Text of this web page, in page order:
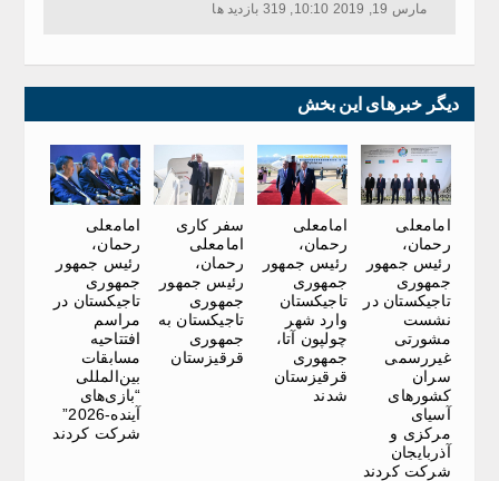
مارس 19, 2019 10:10, 319 بازدید ها
دیگر خبرهای این بخش
امامعلی
رحمان،
رئیس جمهور
جمهوری
تاجیکستان در
نشست
مشورتی
غیررسمی
سران
کشورهای
آسیای
مرکزی و
آذربایجان
شرکت کردند
امامعلی
رحمان،
رئیس جمهور
جمهوری
تاجیکستان
وارد شهر
چولپون آتا،
جمهوری
قرقیزستان
شدند
سفر کاری
امامعلی
رحمان،
رئیس جمهور
جمهوری
تاجیکستان به
جمهوری
قرقیزستان
امامعلی
رحمان،
رئیس جمهور
جمهوری
تاجیکستان در
مراسم
افتتاحیه
مسابقات
بین‌المللی
“بازی‌های
آینده-2026”
شرکت کردند